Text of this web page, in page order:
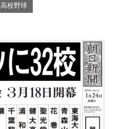
高校野球